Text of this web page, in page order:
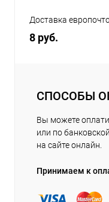
Доставка
8 руб.
СПОСОБЫ
Вы можете
или по
на сайте онлайн.
Принимаем к